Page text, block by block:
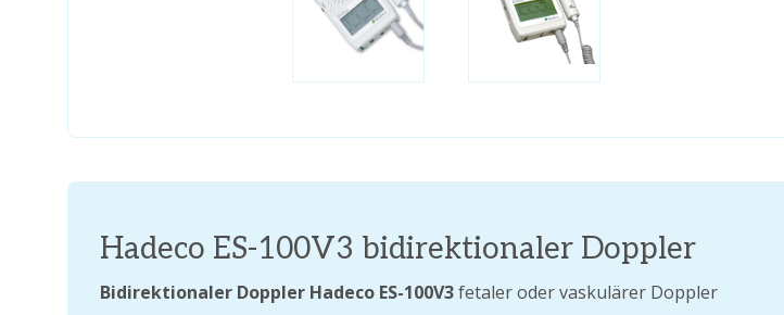
Hadeco ES-100V3 bidirektionaler Doppler
Bidirektionaler Doppler Hadeco ES-100V3fetaler oder vaskulärer Doppler